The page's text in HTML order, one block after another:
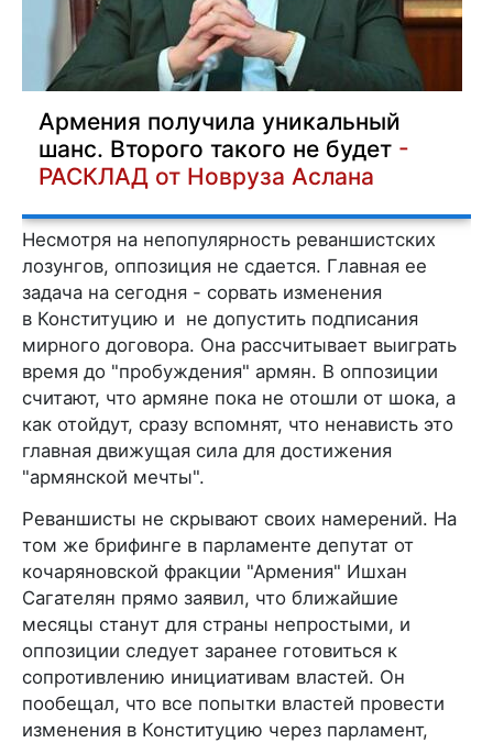
Армения получила уникальный
шанс. Второго такого не будет -
РАСКЛАД от Новруза Аслана
Несмотря на непопулярность реваншистских
лозунгов, оппозиция не сдается. Главная ее
задача на сегодня - сорвать изменения
в Конституцию и не допустить подписания
мирного договора. Она рассчитывает выиграть
время до "пробуждения" армян. В оппозиции
считают, что армяне пока не отошли от шока, а
как отойдут, сразу вспомнят, что ненависть это
главная движущая сила для достижения
"армянской мечты".
Реваншисты не скрывают своих намерений. На
том же брифинге в парламенте депутат от
кочаряновской фракции "Армения" Ишхан
Сагателян прямо заявил, что ближайшие
месяцы станут для страны непростыми, и
оппозиции следует заранее готовиться к
сопротивлению инициативам властей. Он
пообещал, что все попытки властей провести
изменения в Конституцию через парламент,